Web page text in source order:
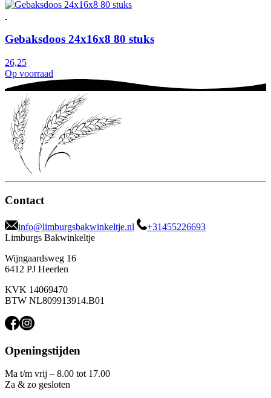
Gebaksdoos 24x16x8 80 stuks
26,25
Op voorraad
Contact
info@limburgsbakwinkeltje.nl
+31455226693
Limburgs Bakwinkeltje
Wijngaardsweg 16
6412 PJ Heerlen
KVK 14069470
BTW NL809913914.B01
Openingstijden
Ma t/m vrij – 8.00 tot 17.00
Za & zo gesloten